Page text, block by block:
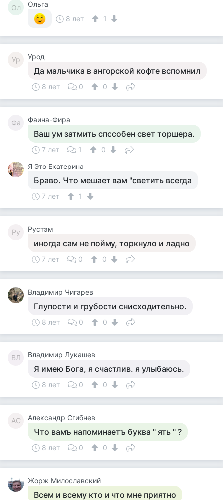
Ол
Ольга
8 лет
1
Ур Урод
Да мальчика в ангорской кофте вспомнил
8 лет 0 0
Фа Фаина-Фира
Ваш ум затмить способен свет торшера.
7 лет 1
0
Я Это Екатерина
Браво. Что мешает вам "светить всегда
7 лет 1
Ру Рустэм
иногда сам не пойму, торкнуло и ладно
7 лет 0 0
Владимир Чигарев
Глупости и грубости снисходительно.
8 лет 0 0
ВЛ Владимир Лукашев
Я имею Бога, я счастлив. я улыбаюсь.
8 лет 0 0
АС Александр Сгибнев
Что вамъ напоминаетъ буква " ять " ?
8 лет 0 0
Жорж Милославский
Всем и всему кто и что мне приятно